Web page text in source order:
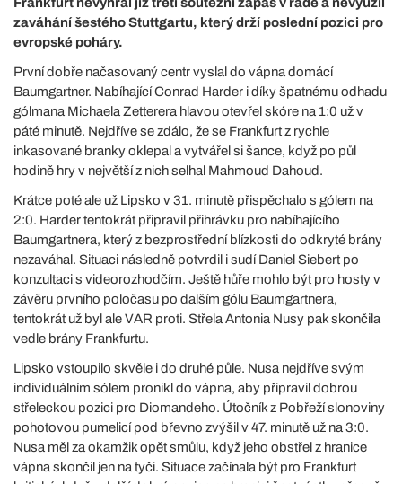
zaváhání šestého Stuttgartu, který drží poslední pozici pro
evropské poháry.
První dobře načasovaný centr vyslal do vápna domácí
Baumgartner. Nabíhající Conrad Harder i díky špatnému odhadu
gólmana Michaela Zetterera hlavou otevřel skóre na 1:0 už v
páté minutě. Nejdříve se zdálo, že se Frankfurt z rychle
inkasované branky oklepal a vytvářel si šance, když po půl
hodině hry v největší z nich selhal Mahmoud Dahoud.
Krátce poté ale už Lipsko v 31. minutě přispěchalo s gólem na
2:0. Harder tentokrát připravil přihrávku pro nabíhajícího
Baumgartnera, který z bezprostřední blízkosti do odkryté brány
nezaváhal. Situaci následně potvrdil i sudí Daniel Siebert po
konzultaci s videorozhodčím. Ještě hůře mohlo být pro hosty v
závěru prvního poločasu po dalším gólu Baumgartnera,
tentokrát už byl ale VAR proti. Střela Antonia Nusy pak skončila
vedle brány Frankfurtu.
Lipsko vstoupilo skvěle i do druhé půle. Nusa nejdříve svým
individuálním sólem pronikl do vápna, aby připravil dobrou
střeleckou pozici pro Diomandeho. Útočník z Pobřeží slonoviny
pohotovou pumelicí pod břevno zvýšil v 47. minutě už na 3:0.
Nusa měl za okamžik opět smůlu, když jeho obstřel z hranice
vápna skončil jen na tyči. Situace začínala být pro Frankfurt